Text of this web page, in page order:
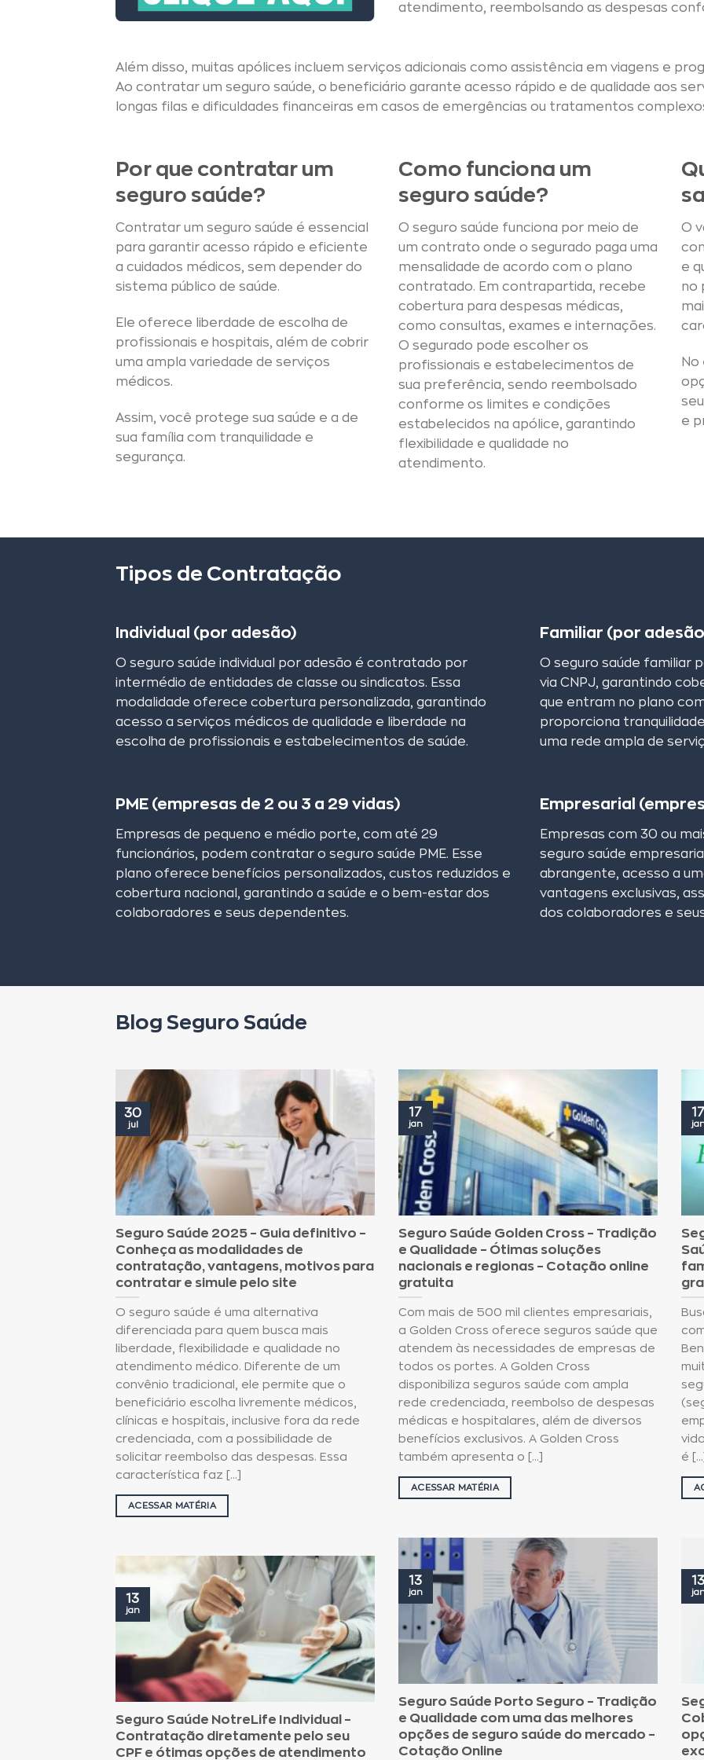
atendimento, reembolsando as despesas
Além disso, muitas apólices incluem serviços adicionais como assistência em viagens e
Ao contratar um seguro saúde, o beneficiário garante acesso rápido e de qualidade aos
longas filas e dificuldades financeiras em casos de emergências ou tratamentos
Por que contratar um
seguro saúde?
Contratar um seguro saúde é essencial
para garantir acesso rápido e eficiente
a cuidados médicos, sem depender do
sistema público de saúde.
Ele oferece liberdade de escolha de
profissionais e hospitais, além de cobrir
uma ampla variedade de serviços
médicos.
Assim, você protege sua saúde e a de
sua família com tranquilidade e
segurança.
Como funciona um
seguro saúde?
O seguro saúde funciona por meio de
um contrato onde o segurado paga uma
mensalidade de acordo com o plano
contratado. Em contrapartida, recebe
cobertura para despesas médicas,
como consultas, exames e internações.
O segurado pode escolher os
profissionais e estabelecimentos de
sua preferência, sendo reembolsado
conforme os limites e condições
estabelecidos na apólice, garantindo
flexibilidade e qualidade no
atendimento.
O
e
no
e
Tipos de Contratação
Individual (por adesão)
O seguro saúde individual por adesão é contratado por
intermédio de entidades de classe ou sindicatos. Essa
modalidade oferece cobertura personalizada, garantindo
acesso a serviços médicos de qualidade e liberdade na
escolha de profissionais e estabelecimentos de saúde.
Familiar (por
O seguro saúde familiar
via CNPJ, garantindo
que entram no plano
proporciona
uma rede ampla de
PME (empresas de 2 ou 3 a 29 vidas)
Empresas de pequeno e médio porte, com até 29
funcionários, podem contratar o seguro saúde PME. Esse
plano oferece benefícios personalizados, custos reduzidos e
cobertura nacional, garantindo a saúde e o bem-estar dos
colaboradores e seus dependentes.
Empresarial
Empresas com 30 ou
seguro saúde
abrangente, acesso a
vantagens exclusivas,
dos colaboradores e
Blog Seguro Saúde
Seguro Saúde 2025 – Guia definitivo –
Conheça as modalidades de
contratação, vantagens, motivos para
contratar e simule pelo site
O seguro saúde é uma alternativa
diferenciada para quem busca mais
liberdade, flexibilidade e qualidade no
atendimento médico. Diferente de um
convênio tradicional, ele permite que o
beneficiário escolha livremente médicos,
clínicas e hospitais, inclusive fora da rede
credenciada, com a possibilidade de
solicitar reembolso das despesas. Essa
característica faz [...]
ACESSAR MATÉRIA
30
jul
Seguro Saúde Golden Cross – Tradição
e Qualidade – Ótimas soluções
nacionais e regionas – Cotação online
gratuita
Com mais de 500 mil clientes empresariais,
a Golden Cross oferece seguros saúde que
atendem às necessidades de empresas de
todos os portes. A Golden Cross
disponibiliza seguros saúde com ampla
rede credenciada, reembolso de despesas
médicas e hospitalares, além de diversos
benefícios exclusivos. A Golden Cross
também apresenta o [...]
ACESSAR MATÉRIA
17
jan
é
17
Seguro Saúde Porto Seguro – Tradição
e Qualidade com uma das melhores
opções de seguro saúde do mercado –
Cotação Online
13
jan
13
Seguro Saúde NotreLife Individual –
Contratação diretamente pelo seu
CPF e ótimas opções de atendimento
13
jan